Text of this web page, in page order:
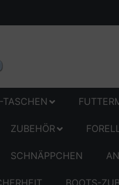
TASCHEN
ZUBEHÖR
SCHNÄPPCHEN
BOOTS-